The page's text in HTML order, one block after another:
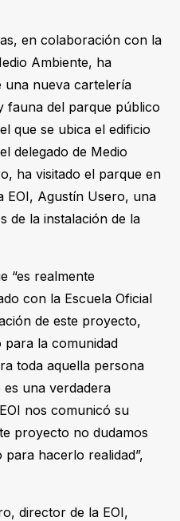
en colaboración con la
Ambiente, ha
una nueva cartelería
fauna del parque público
que se ubica el edificio
delegado de Medio
ha visitado el parque en
EOI, Agustín Usero, una
de la instalación de la
“es realmente
con la Escuela Oficial
de este proyecto,
la comunidad
toda aquella persona
es una verdadera
EOI nos comunicó su
proyecto no dudamos
hacerlo realidad”,
director de la EOI,